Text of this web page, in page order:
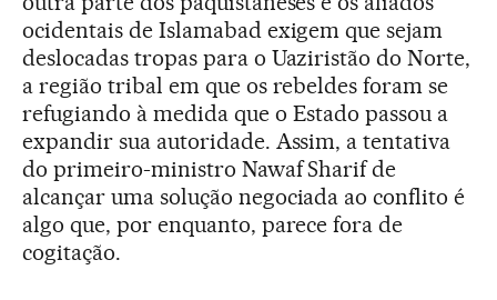
ocidentais de Islamabad exigem que sejam
deslocadas tropas para o Uaziristão do Norte,
a região tribal em que os rebeldes foram se
refugiando à medida que o Estado passou a
expandir sua autoridade. Assim, a tentativa
do primeiro-ministro Nawaf Sharif de
alcançar uma solução negociada ao conflito é
algo que, por enquanto, parece fora de
cogitação.